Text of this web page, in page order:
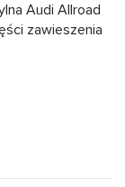
Audi Allroad
zawieszenia